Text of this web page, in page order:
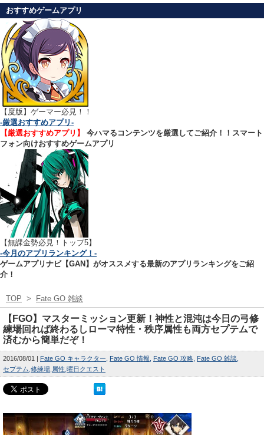
おすすめゲームアプリ
【 度版】ゲーマー必見！！
-厳選おすすめアプリ-
【厳選おすすめアプリ】
今ハマるコンテンツを厳選してご紹介！！スマート
フォン向けおすすめゲームアプリ
【無課金勢必見！トップ5】
-今月のアプリランキング！-
ゲームアプリナビ【GAN】がオススメする最新のアプリランキングをご紹
介！
TOP > Fate GO 雑談
【FGO】マスターミッション更新！神性と混沌は今日の弓修
練場回れば終わるしローマ特性・秩序属性も両方セプテムで
済むから簡単だぞ！
2016/08/01 Fate GO キャラクター Fate GO 情報 Fate GO 攻略
Fate GO 雑談
セプテム 修練場 属性 曜日クエスト